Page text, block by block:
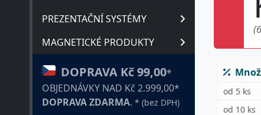
PREZENTAČNÍ SYSTÉMY
MAGNETICKÉ PRODUKTY
DOPRAVA Kč 99,00*
OBJEDNÁVKY NAD Kč 2.999,00*
DOPRAVA ZDARMA. * (bez DPH)
od 5 ks
od 10 ks